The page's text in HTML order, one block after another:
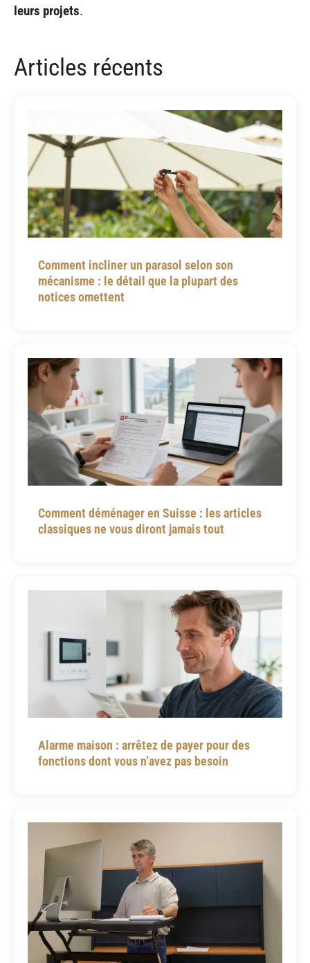
leurs projets.
Articles récents
Comment incliner un parasol selon son
mécanisme : le détail que la plupart des
notices omettent
Comment déménager en Suisse : les articles
classiques ne vous diront jamais tout
Alarme maison : arrêtez de payer pour des
fonctions dont vous n’avez pas besoin